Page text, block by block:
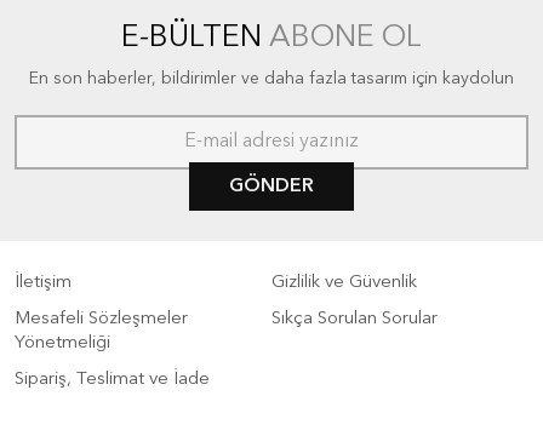
E-BÜLTEN ABONE OL
En son haberler, bildirimler ve daha fazla tasarım için kaydolun
GÖNDER
İletişim
Gizlilik ve Güvenlik
Mesafeli Sözleşmeler
Yönetmeliği
Sıkça Sorulan Sorular
Sipariş, Teslimat ve İade